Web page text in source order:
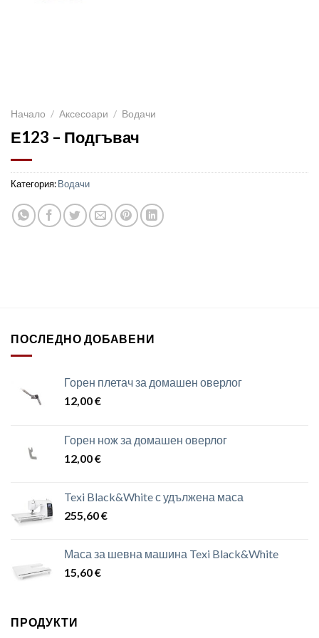
Начало / Аксесоари / Водачи
Е123 – Подгъвач
Категория:Водачи
ПОСЛЕДНО ДОБАВЕНИ
Горен плетач за домашен оверлог
12,00€
Горен нож за домашен оверлог
12,00€
Texi Black&White с удължена маса
255,60€
Маса за шевна машина Texi Black&White
15,60€
ПРОДУКТИ